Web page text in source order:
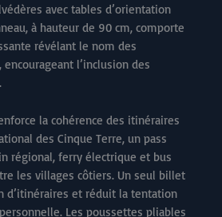
avec tables d’orientation
à hauteur de 90 cm, comporte
révélant le nom des
l’inclusion des
la cohérence des itinéraires
des Cinque Terre, un pass
régional, ferry électrique et bus
les villages côtiers. Un seul billet
d’itinéraires et réduit la tentation
Les poussettes pliables